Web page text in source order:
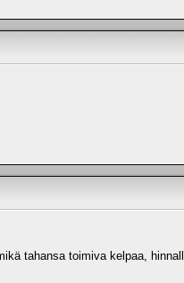
tahansa toimiva kelpaa,